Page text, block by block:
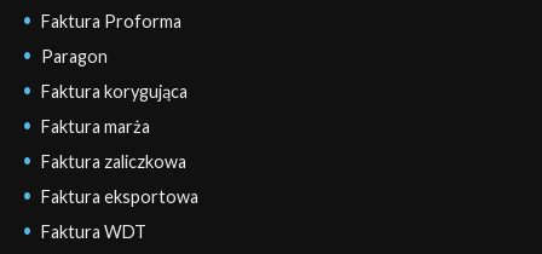
Faktura Proforma
Paragon
Faktura korygująca
Faktura marża
Faktura zaliczkowa
Faktura eksportowa
Faktura WDT